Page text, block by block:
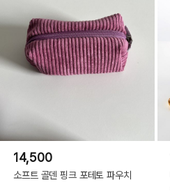
14,500
소프트 골덴 핑크 포테토 파우치